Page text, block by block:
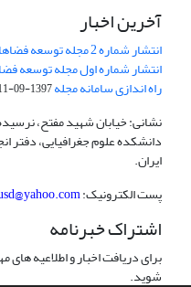
آخرین اخبار
انتشار شماره 2 مجله توسعه فضاهای پیراشهری
انتشار شماره اول مجله توسعه
راه اندازی سامانه مجله1397-09-11
نشانی: خیابان شهید مفتح،
دانشکده علوم جغرافیایی، دفتر
ایران.
پست الکترونیک:
اشتراک خبرنامه
برای دریافت اخبار و اطلاعیه
شوید.